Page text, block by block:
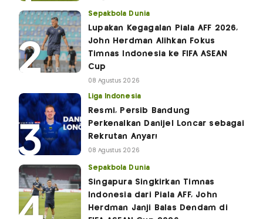
Sepakbola Dunia
Lupakan Kegagalan Piala AFF 2026,
John Herdman Alihkan Fokus
Timnas Indonesia ke FIFA ASEAN
Cup
08 Agustus 2026
Liga Indonesia
Resmi, Persib Bandung
Perkenalkan Danijel Loncar sebagai
Rekrutan Anyar!
08 Agustus 2026
Sepakbola Dunia
Singapura Singkirkan Timnas
Indonesia dari Piala AFF, John
Herdman Janji Balas Dendam di